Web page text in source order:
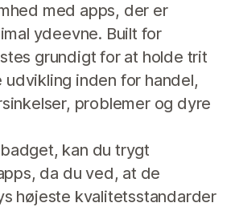
med apps, der er
ydeevne. Built for
grundigt for at holde trit
inden for handel,
problemer og dyre
kan du trygt
da du ved, at de
højeste kvalitetsstandarder